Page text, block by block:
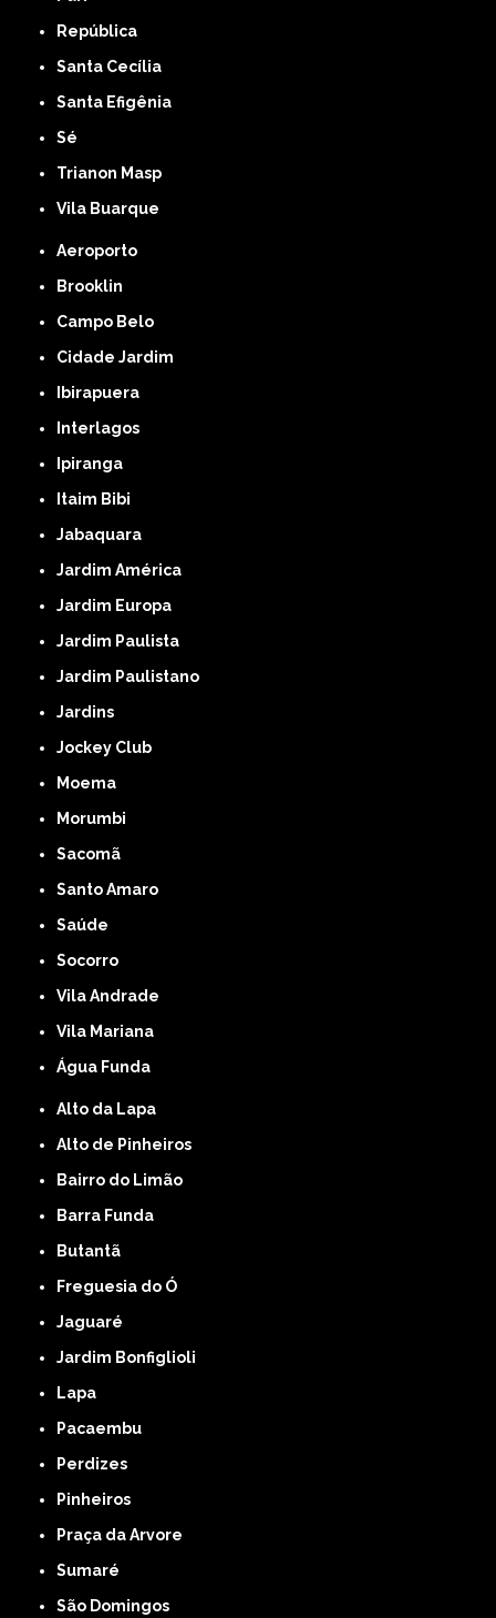
República
Santa Cecília
Santa Efigênia
Sé
Trianon Masp
Vila Buarque
Aeroporto
Brooklin
Campo Belo
Cidade Jardim
Ibirapuera
Interlagos
Ipiranga
Itaim Bibi
Jabaquara
Jardim América
Jardim Europa
Jardim Paulista
Jardim Paulistano
Jardins
Jockey Club
Moema
Morumbi
Sacomã
Santo Amaro
Saúde
Socorro
Vila Andrade
Vila Mariana
Água Funda
Alto da Lapa
Alto de Pinheiros
Bairro do Limão
Barra Funda
Butantã
Freguesia do Ó
Jaguaré
Jardim Bonfiglioli
Lapa
Pacaembu
Perdizes
Pinheiros
Praça da Arvore
Sumaré
São Domingos